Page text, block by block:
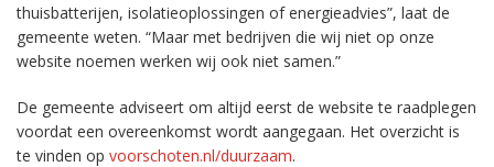
thuisbatterijen, isolatieoplossingen of energieadvies”, laat de
gemeente weten. “Maar met bedrijven die wij niet op onze
website noemen werken wij ook niet samen.”
De gemeente adviseert om altijd eerst de website te raadplegen
voordat een overeenkomst wordt aangegaan. Het overzicht is
te vinden op voorschoten.nl/duurzaam.